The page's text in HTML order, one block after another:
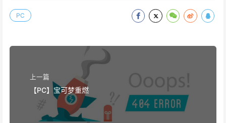
PC
上一篇
【PC】宝可梦重燃